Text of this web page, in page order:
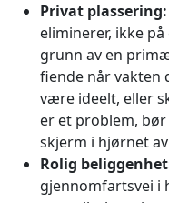
Privat plassering:
eliminerer, ikke
grunn av en
fiende når vakten
være ideelt, eller
er et problem,
skjerm i hjørnet
Rolig
gjennomfartsvei i